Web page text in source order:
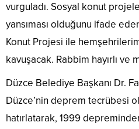
vurguladı. Sosyal konut
yansıması olduğunu ifade
Konut Projesi ile
kavuşacak. Rabbim hayırlı ve
Düzce Belediye Başkanı Dr.
Düzce’nin deprem tecrübesi
hatırlatarak, 1999